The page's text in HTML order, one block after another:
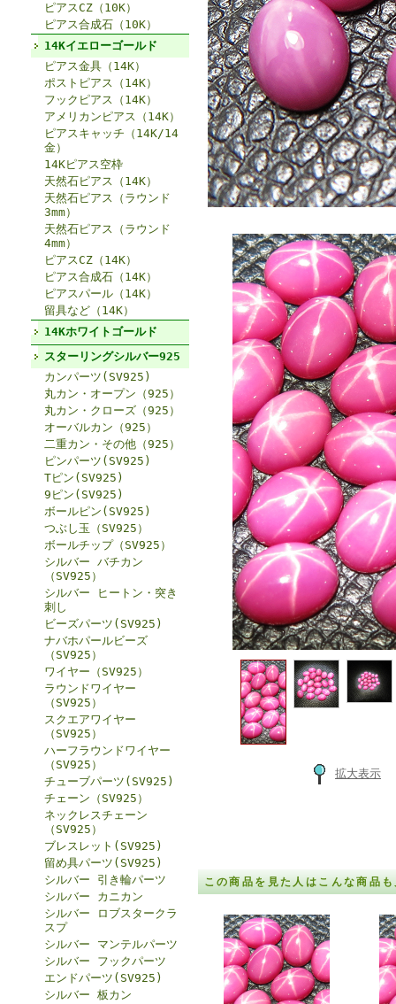
ピアスCZ（10K）
ピアス合成石（10K）
14Kイエローゴールド
ピアス金具（14K）
ポストピアス（14K）
フックピアス（14K）
アメリカンピアス（14K）
ピアスキャッチ（14K/14
金）
14Kピアス空枠
天然石ピアス（14K）
天然石ピアス（ラウンド
3mm）
天然石ピアス（ラウンド
4mm）
ピアスCZ（14K）
ピアス合成石（14K）
ピアスパール（14K）
留具など（14K）
14Kホワイトゴールド
スターリングシルバー925
カンパーツ(SV925)
丸カン・オープン（925）
丸カン・クローズ（925）
オーバルカン（925）
二重カン・その他（925）
ピンパーツ(SV925)
Tピン(SV925)
9ピン(SV925)
ボールピン(SV925)
つぶし玉（SV925）
ボールチップ（SV925）
シルバー バチカン
（SV925）
シルバー ヒートン・突き
刺し
ビーズパーツ(SV925)
ナバホパールビーズ
（SV925）
ワイヤー（SV925）
ラウンドワイヤー
（SV925）
スクエアワイヤー
（SV925）
ハーフラウンドワイヤー
（SV925）
チューブパーツ(SV925)
チェーン（SV925）
ネックレスチェーン
（SV925）
ブレスレット(SV925)
留め具パーツ(SV925)
シルバー 引き輪パーツ
シルバー カニカン
シルバー ロブスタークラ
スプ
シルバー マンテルパーツ
シルバー フックパーツ
エンドパーツ(SV925)
シルバー 板カン
拡大表示
この商品を見た人はこんな商品